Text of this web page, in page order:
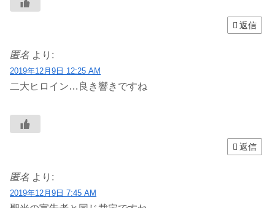
返信
匿名 より:
2019年12月9日 12:25 AM
二大ヒロイン…良き響きですね
返信
匿名 より:
2019年12月9日 7:45 AM